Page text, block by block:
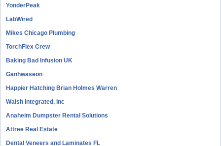
YonderPeak
LabWired
Mikes Chicago Plumbing
TorchFlex Crew
Baking Bad Infusion UK
Ganhwaseon
Happier Hatching Brian Holmes Warren
Walsh Integrated, Inc
Anaheim Dumpster Rental Solutions
Attree Real Estate
Dental Veneers and Laminates FL